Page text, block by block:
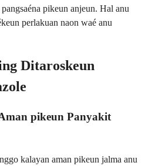
pikeun anjeun. Hal anu
perlakuan naon waé anu
Ditaroskeun
pikeun Panyakit
kalayan aman pikeun jalma anu